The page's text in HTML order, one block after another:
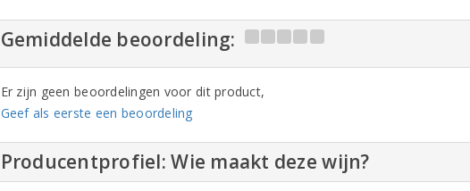
Gemiddelde beoordeling:
Er zijn geen beoordelingen voor dit product,
Geef als eerste een beoordeling
Producentprofiel: Wie maakt deze wijn?